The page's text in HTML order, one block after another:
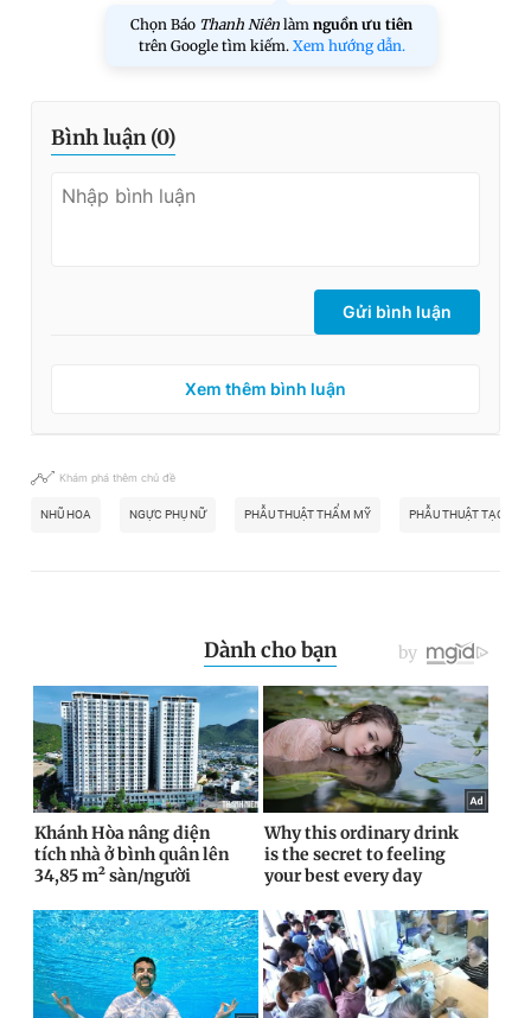
Chọn Báo Thanh Niên làm nguồn ưu tiên
trên Google tìm kiếm. Xem hướng dẫn.
Bình luận (0)
Gửi bình luận
Xem thêm bình luận
Khám phá thêm chủ đề
NHŨ HOA NGỰC PHỤ NỮ PHẪU THUẬT THẨM MỸ PHẪU THUẬT TẠO